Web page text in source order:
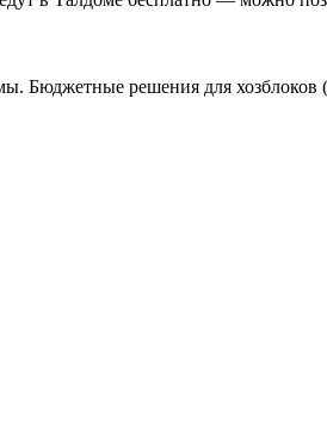
Бюджетные решения для хозблоков